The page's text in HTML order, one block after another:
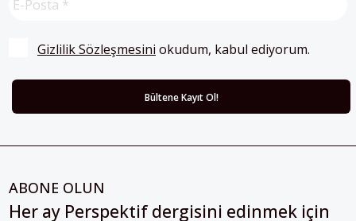
Gizlilik Sözleşmesini okudum, kabul ediyorum.
ABONE OLUN
Her ay Perspektif dergisini edinmek için